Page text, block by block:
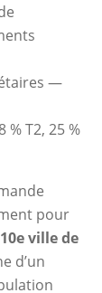
—
T2, 25 %
pour
10e ville de
d’un